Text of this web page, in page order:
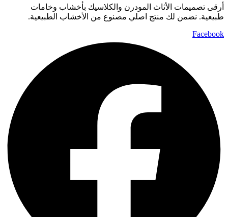
أرقى تصميمات الأثاث المودرن والكلاسيك بأخشاب وخامات
طبيعية. نضمن لك منتج اصلي مصنوع من الأخشاب الطبيعية.
Facebook